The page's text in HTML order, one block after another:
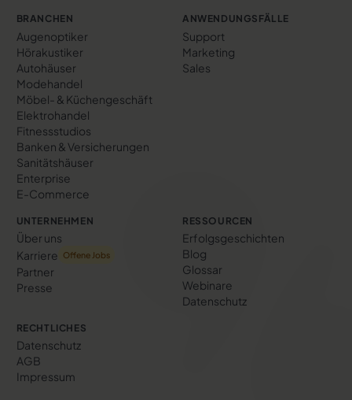
BRANCHEN
Augenoptiker
Hörakustiker
Autohäuser
Modehandel
Möbel- & Küchengeschäft
Elektrohandel
Fitnessstudios
Banken & Versicherungen
Sanitätshäuser
Enterprise
E-Commerce
ANWENDUNGSFÄLLE
Support
Marketing
Sales
UNTERNEHMEN
Über uns
Karriere
Offene Jobs
Partner
Presse
RESSOURCEN
Erfolgs­geschichten
Blog
Glossar
Webinare
Datenschutz
RECHTLICHES
Datenschutz
AGB
Impressum